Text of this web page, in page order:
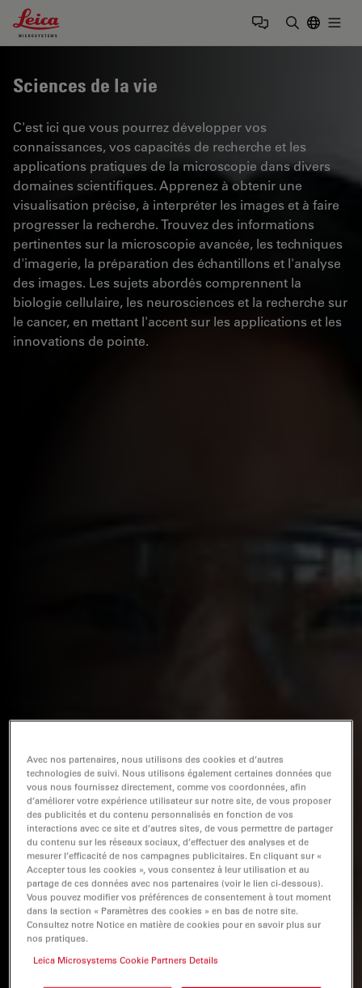
Leica Microsystems Logo
Sciences de la vie
C'est ici que vous pourrez développer vos
connaissances, vos capacités de recherche et les
applications pratiques de la microscopie dans divers
domaines scientifiques. Apprenez à obtenir une
visualisation précise, à interpréter les images et à faire
progresser la recherche. Trouvez des informations
pertinentes sur la microscopie avancée, les techniques
d'imagerie, la préparation des échantillons et l'analyse
des images. Les sujets abordés comprennent la
biologie cellulaire, les neurosciences et la recherche sur
le cancer, en mettant l'accent sur les applications et les
innovations de pointe.
Avec nos partenaires, nous utilisons des cookies et d’autres
technologies de suivi. Nous utilisons également certaines données que
vous nous fournissez directement, comme vos coordonnées, afin
d’améliorer votre expérience utilisateur sur notre site, de vous proposer
des publicités et du contenu personnalisés en fonction de vos
interactions avec ce site et d’autres sites, de vous permettre de partager
du contenu sur les réseaux sociaux, d’effectuer des analyses et de
mesurer l’efficacité de nos campagnes publicitaires. En cliquant sur «
Accepter tous les cookies », vous consentez à leur utilisation et au
partage de ces données avec nos partenaires (voir le lien ci-dessous).
Vous pouvez modifier vos préférences de consentement à tout moment
dans la section « Paramètres des cookies » en bas de notre site.
Consultez notre Notice en matière de cookies pour en savoir plus sur
nos pratiques.
Leica Microsystems Cookie Partners Details